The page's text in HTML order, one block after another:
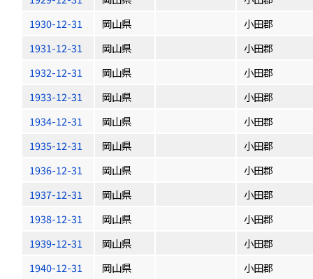
1930-12-31
岡山県
小田郡
1931-12-31
岡山県
小田郡
1932-12-31
岡山県
小田郡
1933-12-31
岡山県
小田郡
1934-12-31
岡山県
小田郡
1935-12-31
岡山県
小田郡
1936-12-31
岡山県
小田郡
1937-12-31
岡山県
小田郡
1938-12-31
岡山県
小田郡
1939-12-31
岡山県
小田郡
1940-12-31
岡山県
小田郡